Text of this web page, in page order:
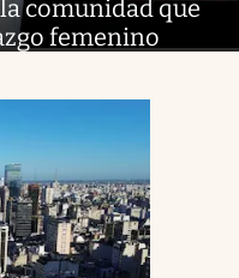
comunidad que
femenino